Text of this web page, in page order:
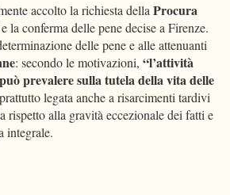
accolto la richiesta della Procura
conferma delle pene decise a Firenze.
delle pene e alle attenuanti
: secondo le motivazioni, “l’attività
prevalere sullatutela della vita delle
legata anche a risarcimenti tardivi
rispetto alla gravità eccezionale dei fatti e
integrale.